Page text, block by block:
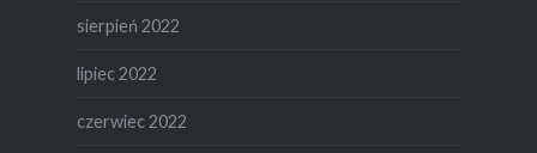
sierpień 2022
lipiec 2022
czerwiec 2022